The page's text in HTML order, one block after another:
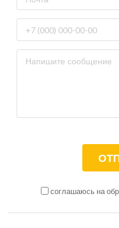
соглашаюсь на